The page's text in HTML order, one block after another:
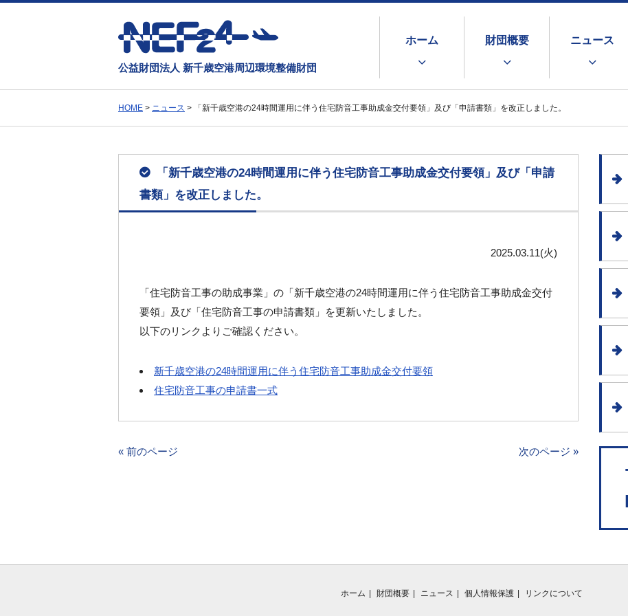
公益財団法人 新千歳空港周辺環境整備財団
ホーム 財団概要 ニュース
HOME > ニュース > 「新千歳空港の24時間運用に伴う住宅防音工事助成金交付要領」及び「申請書類」を改正しました。
「新千歳空港の24時間運用に伴う住宅防音工事助成金交付要領」及び「申請
書類」を改正しました。
2025.03.11(火)
「住宅防音工事の助成事業」の「新千歳空港の24時間運用に伴う住宅防音工事助成金交付
要領」及び「住宅防音工事の申請書類」を更新いたしました。
以下のリンクよりご確認ください。
新千歳空港の24時間運用に伴う住宅防音工事助成金交付要領
住宅防音工事の申請書一式
« 前のページ 次のページ »
ホーム 財団概要 ニュース 個人情報保護 リンクについて